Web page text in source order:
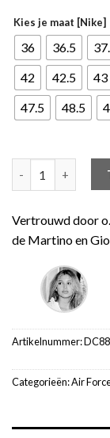
Kies je maat [Nike]
36 36.5
42
42.5 43
47.5
48.5
Nike Air Force 1
Vertrouwd door
de Martino en
Artikelnummer:
Categorieën:Air